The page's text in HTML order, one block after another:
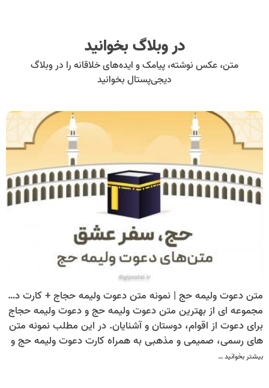
در وبلاگ بخوانید
متن، عکس نوشته، پیامک و ایده‌های خلاقانه را در وبلاگ
دیجی‌پستال بخوانید
متن دعوت ولیمه حج | نمونه متن دعوت ولیمه حجاج + کارت دعوت ولیمه حج
مجموعه ای از بهترین متن دعوت ولیمه حج و دعوت ولیمه حجاج
برای دعوت از اقوام، دوستان و آشنایان. در این مطلب نمونه متن
های رسمی، صمیمی و مذهبی به همراه کارت دعوت ولیمه حج و
کارت دعوت دیجیتال حجاج را مشاهده کنید.
بیشتر بخوانید …